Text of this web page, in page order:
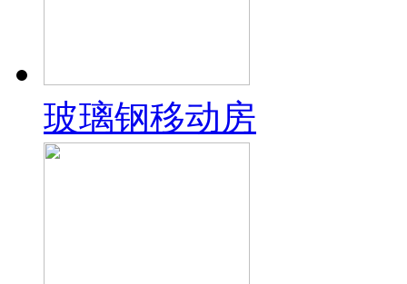
玻璃钢移动房